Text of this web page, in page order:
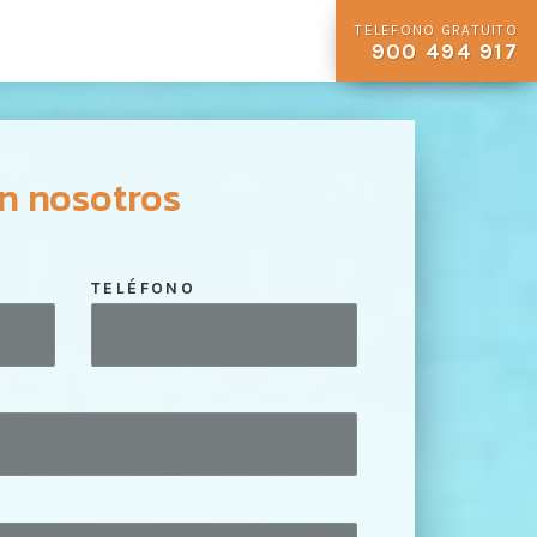
TELEFONO GRATUITO
900 494 917
nosotros
TELÉFONO